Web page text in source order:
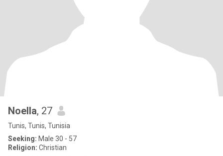
Noella, 27
Tunis, Tunis, Tunisia
Seeking: Male 30 - 57
Religion: Christian